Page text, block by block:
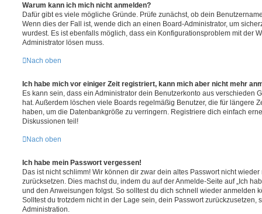
Warum kann ich mich nicht anmelden?
Dafür gibt es viele mögliche Gründe. Prüfe zunächst, ob dein
Wenn dies der Fall ist, wende dich an einen Board-Administrator, um
wurdest. Es ist ebenfalls möglich, dass ein Konfigurationsproblem mit der
Administrator lösen muss.
Nach oben
Ich habe mich vor einiger Zeit registriert, kann mich aber nicht mehr
Es kann sein, dass ein Administrator dein Benutzerkonto aus verschieden
hat. Außerdem löschen viele Boards regelmäßig Benutzer, die für längere
haben, um die Datenbankgröße zu verringern. Registriere dich einfach
Diskussionen teil!
Nach oben
Ich habe mein Passwort vergessen!
Das ist nicht schlimm! Wir können dir zwar dein altes Passwort nicht
zurücksetzen. Dies machst du, indem du auf der Anmelde-Seite auf „Ich
und den Anweisungen folgst. So solltest du dich schnell wieder anmelden
Solltest du trotzdem nicht in der Lage sein, dein Passwort zurückzusetzen,
Administration.